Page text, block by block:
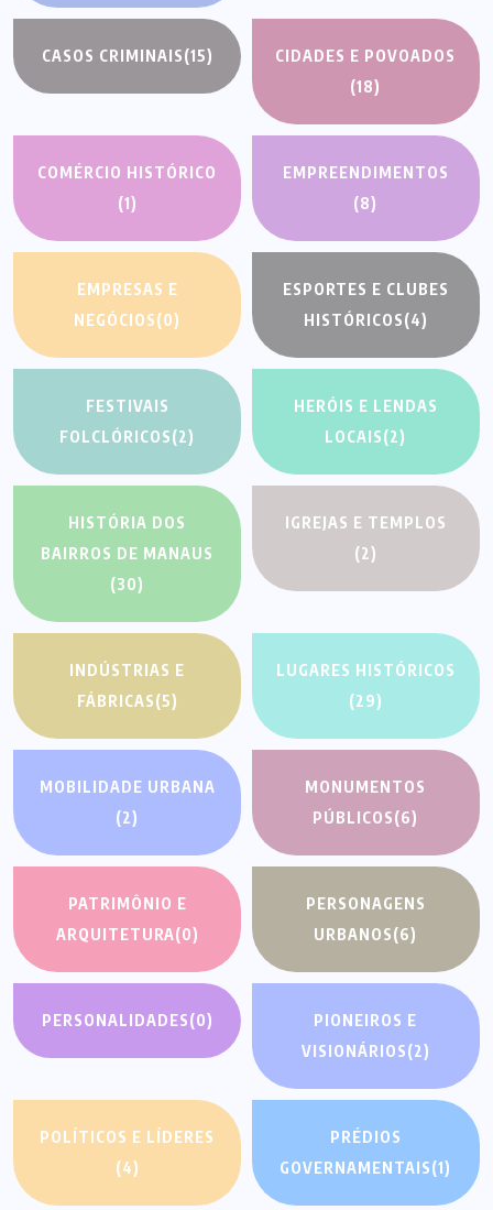
CASOS CRIMINAIS(15)
CIDADES E POVOADOS
(18)
COMÉRCIO HISTÓRICO
(1)
EMPREENDIMENTOS
(8)
EMPRESAS E
NEGÓCIOS(0)
ESPORTES E CLUBES
HISTÓRICOS(4)
FESTIVAIS
FOLCLÓRICOS(2)
HERÓIS E LENDAS
LOCAIS(2)
HISTÓRIA DOS
BAIRROS DE MANAUS
(30)
IGREJAS E TEMPLOS
(2)
INDÚSTRIAS E
FÁBRICAS(5)
LUGARES HISTÓRICOS
(29)
MOBILIDADE URBANA
(2)
MONUMENTOS
PÚBLICOS(6)
PATRIMÔNIO E
ARQUITETURA(0)
PERSONAGENS
URBANOS(6)
PERSONALIDADES(0)
PIONEIROS E
VISIONÁRIOS(2)
POLÍTICOS E LÍDERES
(4)
PRÉDIOS
GOVERNAMENTAIS(1)